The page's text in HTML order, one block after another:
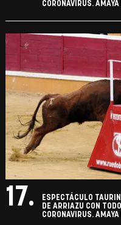
CORONAVIRUS. AMAYA
17.
ESPECTÁCULO
DE ARRIAZU CON
CORONAVIRUS. AMAYA